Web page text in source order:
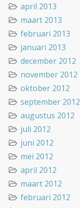
april 2013
maart 2013
februari 2013
januari 2013
december 2012
november 2012
oktober 2012
september 2012
augustus 2012
juli 2012
juni 2012
mei 2012
april 2012
maart 2012
februari 2012